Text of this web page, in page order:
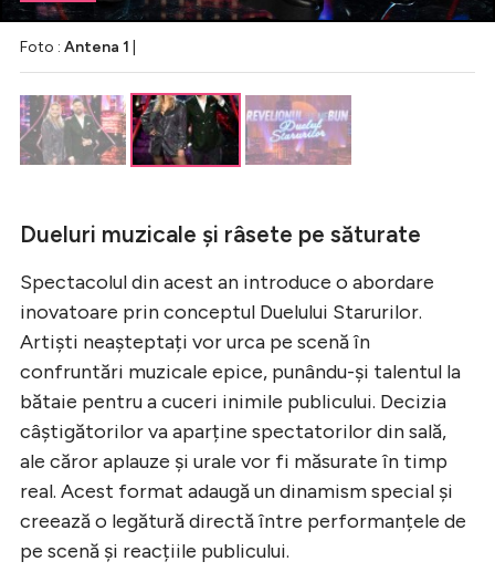
Foto : Antena 1
Dueluri muzicale și râsete pe săturate
Spectacolul din acest an introduce o abordare
inovatoare prin conceptul Duelului Starurilor.
Artiști neașteptați vor urca pe scenă în
confruntări muzicale epice, punându-și talentul la
bătaie pentru a cuceri inimile publicului. Decizia
câștigătorilor va aparține spectatorilor din sală,
ale căror aplauze și urale vor fi măsurate în timp
real. Acest format adaugă un dinamism special și
creează o legătură directă între performanțele de
pe scenă și reacțiile publicului.